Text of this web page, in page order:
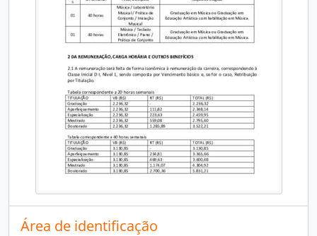
Área de identificação